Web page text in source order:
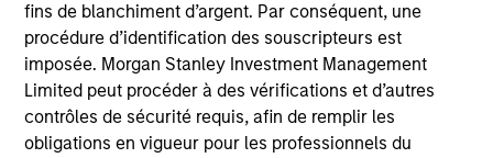
fins de blanchiment d’argent. Par conséquent, une
procédure d’identification des souscripteurs est
imposée. Morgan Stanley Investment Management
Limited peut procéder à des vérifications et d’autres
contrôles de sécurité requis, afin de remplir les
obligations en vigueur pour les professionnels du
Please refer to the strategy detail page for important
information on the strategy, including additional risk
considerations.